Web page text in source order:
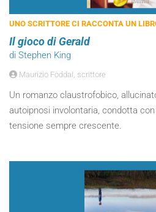
UNO SCRITTORE CI RACCONTA UN
Il gioco di Gerald
di Stephen King
Maurizio Foddai, scrittore
Un romanzo claustrofobico,
autoipnosi involontaria, condotta
tensione sempre crescente.